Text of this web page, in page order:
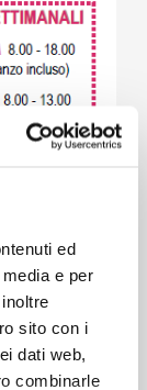
ed
e per
sito con i
dati web,
combinarle